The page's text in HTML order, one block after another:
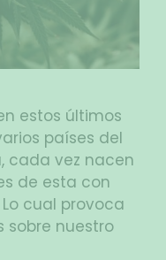
estos últimos
países del
cada vez nacen
de esta con
Lo cual provoca
sobre nuestro